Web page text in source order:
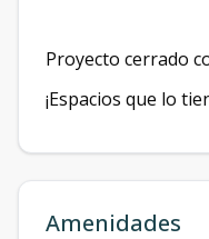
Proyecto cerrado
¡Espacios que lo
Amenidades